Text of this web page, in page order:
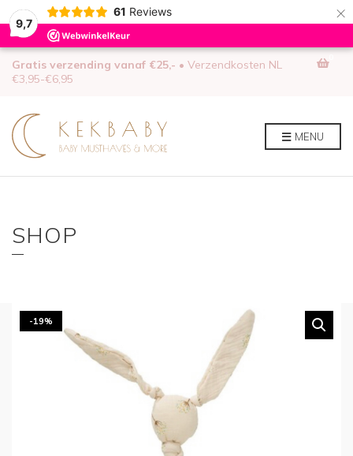
9,7
61 Reviews ×
Gratis verzending vanaf €25,- • Verzendkosten NL
€3,95-€6,95
MENU
SHOP
-19%